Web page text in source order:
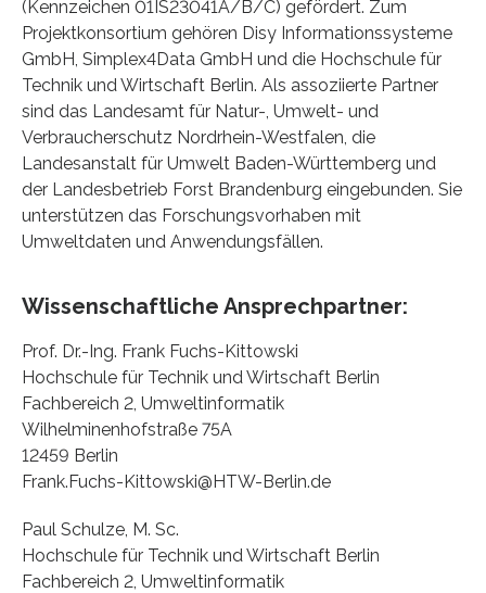
(Kennzeichen 01IS23041A/B/C) gefördert. Zum
Projektkonsortium gehören Disy Informationssysteme
GmbH, Simplex4Data GmbH und die Hochschule für
Technik und Wirtschaft Berlin. Als assoziierte Partner
sind das Landesamt für Natur-, Umwelt- und
Verbraucherschutz Nordrhein-Westfalen, die
Landesanstalt für Umwelt Baden-Württemberg und
der Landesbetrieb Forst Brandenburg eingebunden. Sie
unterstützen das Forschungsvorhaben mit
Umweltdaten und Anwendungsfällen.
Wissenschaftliche Ansprechpartner:
Prof. Dr.-Ing. Frank Fuchs-Kittowski
Hochschule für Technik und Wirtschaft Berlin
Fachbereich 2, Umweltinformatik
Wilhelminenhofstraße 75A
12459 Berlin
Frank.Fuchs-Kittowski@HTW-Berlin.de
Paul Schulze, M. Sc.
Hochschule für Technik und Wirtschaft Berlin
Fachbereich 2, Umweltinformatik